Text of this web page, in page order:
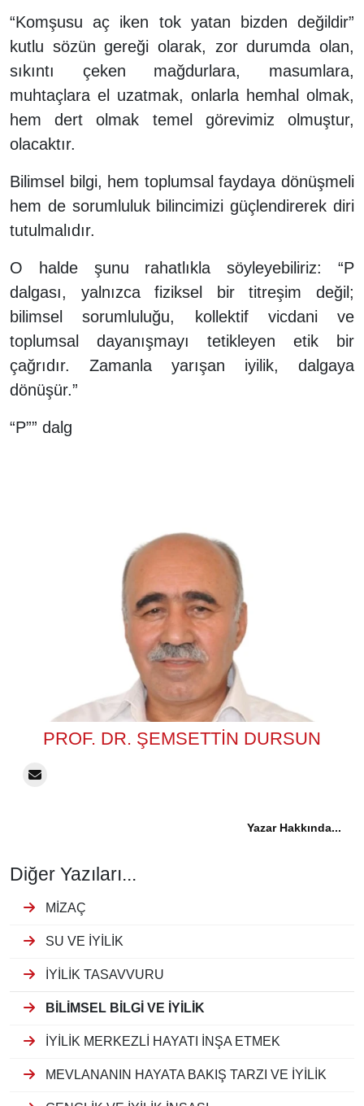
“Komşusu aç iken tok yatan bizden değildir”
kutlu sözün gereği olarak, zor durumda olan,
sıkıntı çeken mağdurlara, masumlara,
muhtaçlara el uzatmak, onlarla hemhal olmak,
hem dert olmak temel görevimiz olmuştur,
olacaktır.
Bilimsel bilgi, hem toplumsal faydaya dönüşmeli
hem de sorumluluk bilincimizi güçlendirerek diri
tutulmalıdır.
O halde şunu rahatlıkla söyleyebiliriz: “P
dalgası, yalnızca fiziksel bir titreşim değil;
bilimsel sorumluluğu, kollektif vicdani ve
toplumsal dayanışmayı tetikleyen etik bir
çağrıdır. Zamanla yarışan iyilik, dalgaya
dönüşür.”
“P”” dalg
PROF. DR. ŞEMSETTIN DURSUN
Yazar Hakkında...
Diğer Yazıları...
MİZAÇ
SU VE İYİLİK
İYİLİK TASAVVURU
BİLİMSEL BİLGİ VE İYİLİK
İYİLİK MERKEZLİ HAYATI İNŞA ETMEK
MEVLANANIN HAYATA BAKIŞ TARZI VE İYİLİK